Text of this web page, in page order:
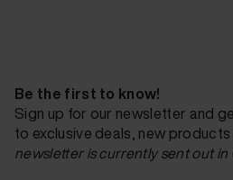
Be the first to know!
Sign up for our newsletter and
to exclusive deals, new
newsletter is currently sent out in